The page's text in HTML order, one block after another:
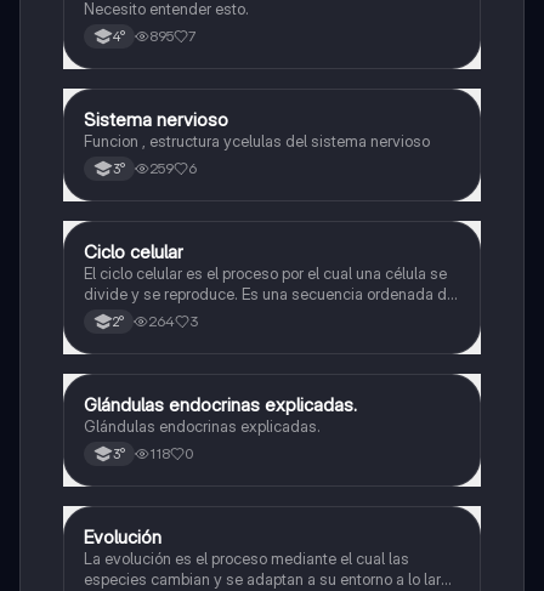
Necesito entender esto.
4° 895 7
Biología
Sistema nervioso
Funcion , estructura ycelulas del sistema nervioso
3° 259 6
Biología
Ciclo celular
El ciclo celular es el proceso por el cual una célula se
divide y se reproduce. Es una secuencia ordenada de
eventos que permiten la replicación del material
genético y la formación de dos células hijas idénticas
2° 264 3
Biología
Glándulas endocrinas explicadas.
Glándulas endocrinas explicadas.
3° 118 0
Biología
Evolución
La evolución es el proceso mediante el cual las
especies cambian y se adaptan a su entorno a lo largo